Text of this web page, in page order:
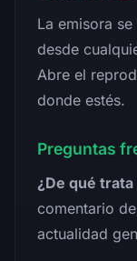
La emisora
desde
Abre el
donde estés.
Preguntas
¿De qué
comentario
actualidad